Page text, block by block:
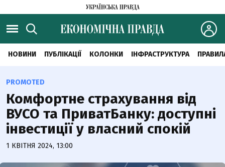
НОВИНИ ПУБЛІКАЦІЇ КОЛОНКИ ІНФРАСТРУКТУРА
PROMOTED
Комфортне страхування від
ВУСО та ПриватБанку: доступні
інвестиції у власний спокій
1 КВІТНЯ 2024, 13:00